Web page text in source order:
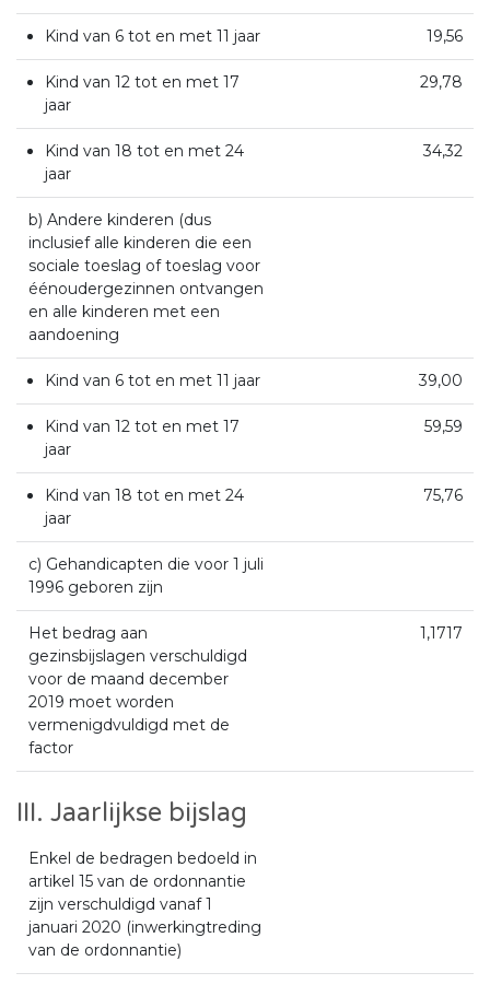
Kind van 6 tot en met 11 jaar 19,56
Kind van 12 tot en met 17
jaar
29,78
Kind van 18 tot en met 24
jaar
34,32
b) Andere kinderen (dus
inclusief alle kinderen die een
sociale toeslag of toeslag voor
éénoudergezinnen ontvangen
en alle kinderen met een
aandoening
Kind van 6 tot en met 11 jaar 39,00
Kind van 12 tot en met 17
jaar
59,59
Kind van 18 tot en met 24
jaar
75,76
c) Gehandicapten die voor 1 juli
1996 geboren zijn
Het bedrag aan
gezinsbijslagen verschuldigd
voor de maand december
2019 moet worden
vermenigdvuldigd met de
factor
1,1717
III. Jaarlijkse bijslag
Enkel de bedragen bedoeld in
artikel 15 van de ordonnantie
zijn verschuldigd vanaf 1
januari 2020 (inwerkingtreding
van de ordonnantie)